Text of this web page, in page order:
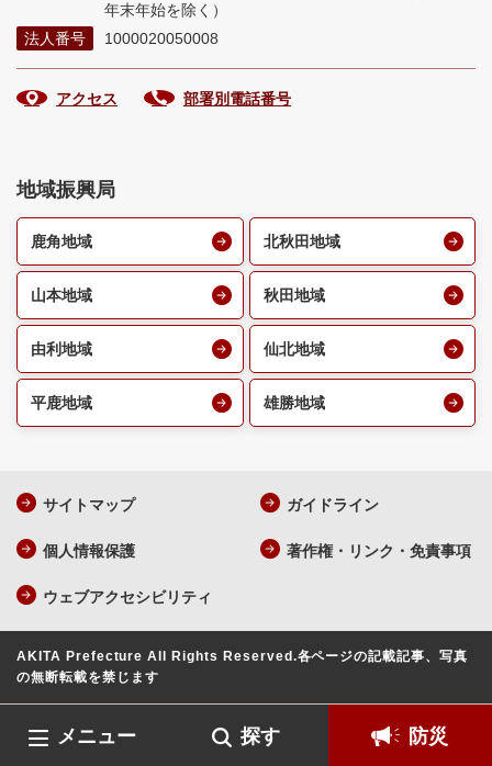
メニュー 探す 防災
年末年始を除く）
法人番号
1000020050008
アクセス 部署別電話番号
地域振興局
鹿角地域 北秋田地域
山本地域 秋田地域
由利地域 仙北地域
平鹿地域 雄勝地域
サイトマップ ガイドライン
個人情報保護 著作権・リンク・免責事項
ウェブアクセシビリティ
AKITA Prefecture All Rights Reserved.各ページの記載記事、写真
の無断転載を禁じます